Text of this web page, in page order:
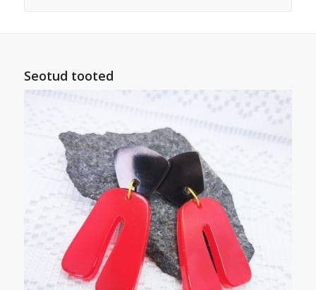
Seotud tooted